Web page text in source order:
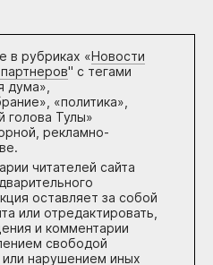
в рубриках «Новости
" с тегами
дума»,
«политика»,
голова Тулы»
рекламно-
читателей сайта
оставляет за собой
или отредактировать,
и комментарии
свободой
нарушением иных